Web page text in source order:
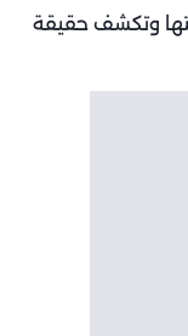
وتكشف حقيقة